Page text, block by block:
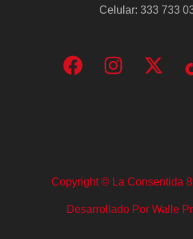
Celular: 333 733
Copyright © La Consentida
Desarrollado Por Walle